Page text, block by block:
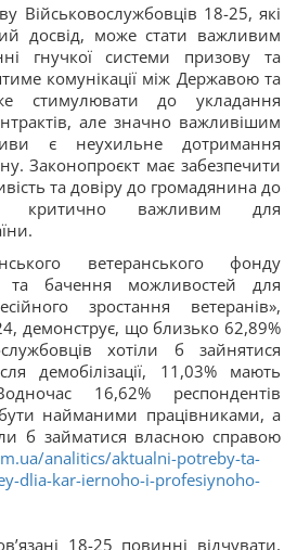
Військовослужбовців 18-25, які
досвід, може стати важливим
гнучкої системи призову та
комунікації між Державою та
стимулювати до укладання
але значно важливішим
є неухильне дотримання
Законопроєкт має забезпечити
та довіру до громадянина до
важливим для
ветеранського фонду
та бачення можливостей для
зростання ветеранів»,
демонструє, що близько 62,89%
хотіли б зайнятися
демобілізації, 11,03% мають
16,62% респондентів
найманими працівниками, а
б займатися власною справою
analitics/aktualni-potreby-ta-
dlia-kar-iernoho-i-profesiynoho-
18-25 повинні відчувати,